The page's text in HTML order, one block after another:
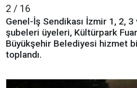
2 / 16
Genel-İş Sendikası İzmir 1, 2,
şubeleri üyeleri, Kültürpark
Büyükşehir Belediyesi hizmet
toplandı.